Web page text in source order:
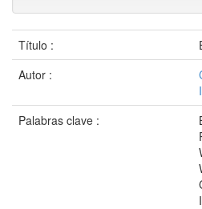
Título :
Autor :
Palabras clave :